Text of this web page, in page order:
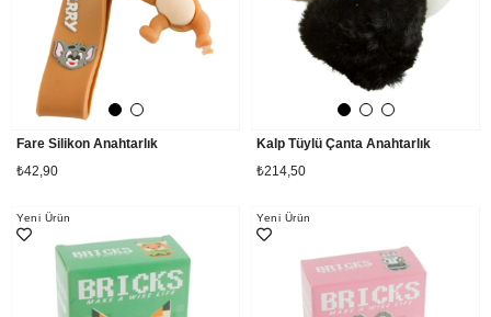
Fare Silikon Anahtarlık
₺42,90
Kalp Tüylü Çanta Anahtarlık
₺214,50
Yeni Ürün Yeni Ürün